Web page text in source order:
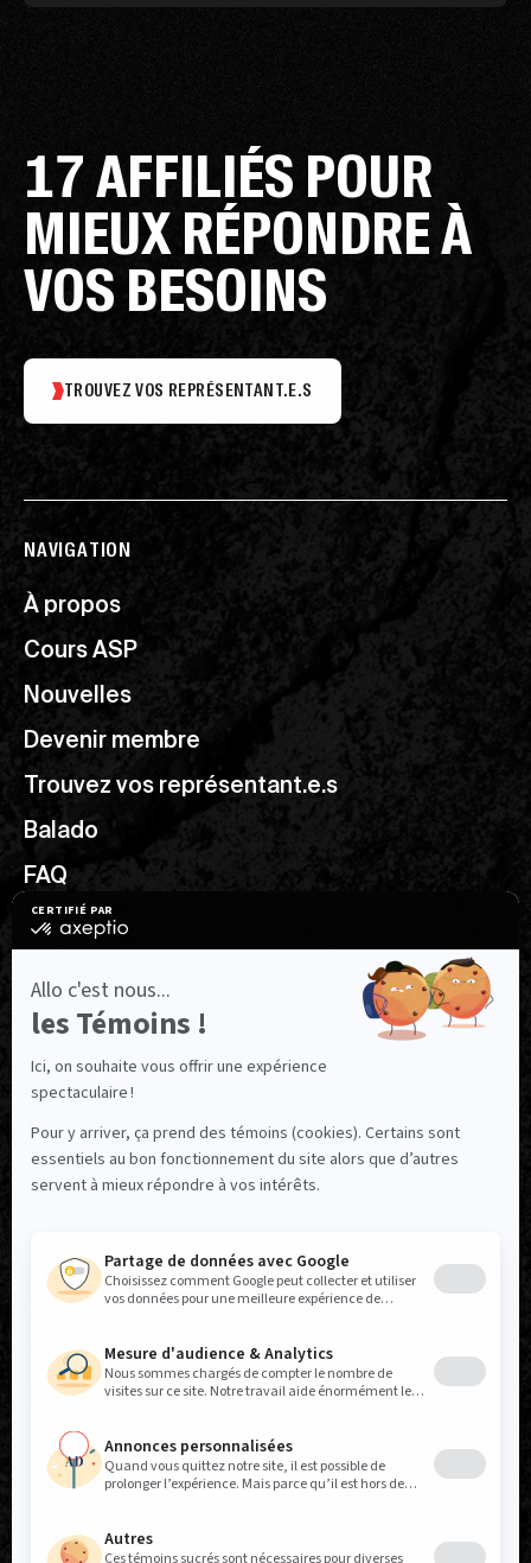
17 AFFILIÉS POUR
MIEUX RÉPONDRE À
VOS BESOINS
TROUVEZ VOS REPRÉSENTANT.E.S
NAVIGATION
À propos
Cours ASP
Nouvelles
Devenir membre
Trouvez vos représentant.e.s
Balado
FAQ
Ressources utiles
NOUS SUIVRE
Facebook
Instagram
LinkedIn
YouTube
Politique réseaux sociaux
Politique de confidentialité
Permis de référence